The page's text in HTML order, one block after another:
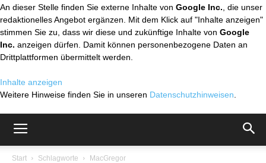
An dieser Stelle finden Sie externe Inhalte von Google Inc. , die unser
redaktionelles Angebot ergänzen. Mit dem Klick auf "Inhalte anzeigen"
stimmen Sie zu, dass wir diese und zukünftige Inhalte von Google
Inc. anzeigen dürfen. Damit können personenbezogene Daten an
Drittplattformen übermittelt werden.
Inhalte anzeigen
Weitere Hinweise finden Sie in unseren Datenschutzhinweisen
Start Schlagworte MacGregor